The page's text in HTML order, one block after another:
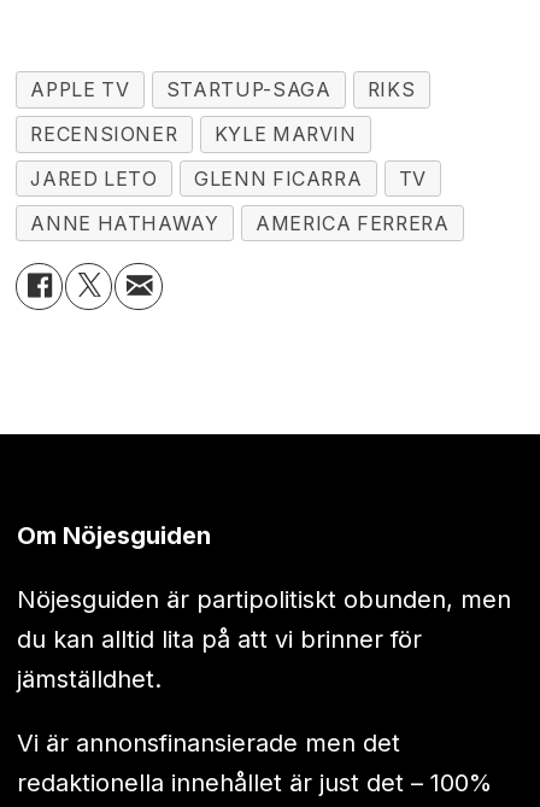
APPLE TV STARTUP-SAGA
RIKS
RECENSIONER
KYLE MARVIN
JARED LETO
GLENN FICARRA
TV
ANNE HATHAWAY
AMERICA FERRERA
Om Nöjesguiden
Nöjesguiden är partipolitiskt obunden, men
du kan alltid lita på att vi brinner för
jämställdhet.
Vi är annonsfinansierade men det
redaktionella innehållet är just det – 100%